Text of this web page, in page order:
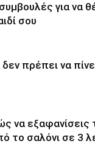
για να
σου
δεν πρέπει να
να εξαφανίσεις
το σαλόνι σε 3